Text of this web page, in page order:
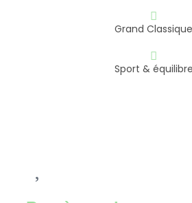
Grand Classique
Sport & équilibre